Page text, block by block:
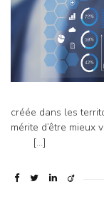
créée dans les
mérite
[…]